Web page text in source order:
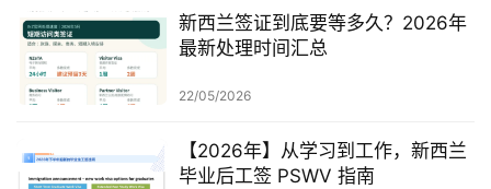
新西兰签证到底要等多久？2026年
最新处理时间汇总
22/05/2026
【2026年】从学习到工作，新西兰
毕业后工签 PSWV 指南